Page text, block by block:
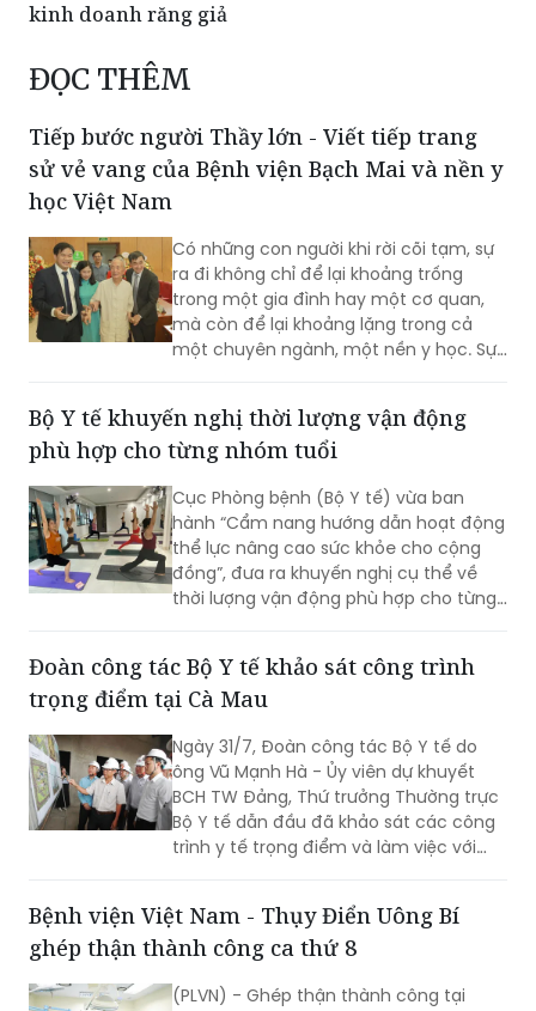
kinh doanh răng giả
ĐỌC THÊM
Tiếp bước người Thầy lớn - Viết tiếp trang
sử vẻ vang của Bệnh viện Bạch Mai và nền y
học Việt Nam
Có những con người khi rời cõi tạm, sự
ra đi không chỉ để lại khoảng trống
trong một gia đình hay một cơ quan,
mà còn để lại khoảng lặng trong cả
một chuyên ngành, một nền y học. Sự
một mất mát như vậy.
Bộ Y tế khuyến nghị thời lượng vận động
phù hợp cho từng nhóm tuổi
Cục Phòng bệnh (Bộ Y tế) vừa ban
hành “Cẩm nang hướng dẫn hoạt động
thể lực nâng cao sức khỏe cho cộng
đồng”, đưa ra khuyến nghị cụ thể về
thời lượng vận động phù hợp cho từng
khỏe và phòng ngừa bệnh tật.
Đoàn công tác Bộ Y tế khảo sát công trình
trọng điểm tại Cà Mau
Ngày 31/7, Đoàn công tác Bộ Y tế do
ông Vũ Mạnh Hà - Ủy viên dự khuyết
BCH TW Đảng, Thứ trưởng Thường trực
Bộ Y tế dẫn đầu đã khảo sát các công
trình y tế trọng điểm và làm việc với
hướng phát triển hệ thống y tế địa
phương theo hướng hiện đại, đồng bộ,
nhân dân trong giai đoạn mới.
Bệnh viện Việt Nam - Thụy Điển Uông Bí
ghép thận thành công ca thứ 8
(PLVN) - Ghép thận thành công tại